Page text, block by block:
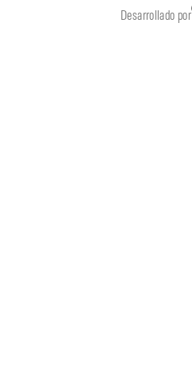
Desarrollado por